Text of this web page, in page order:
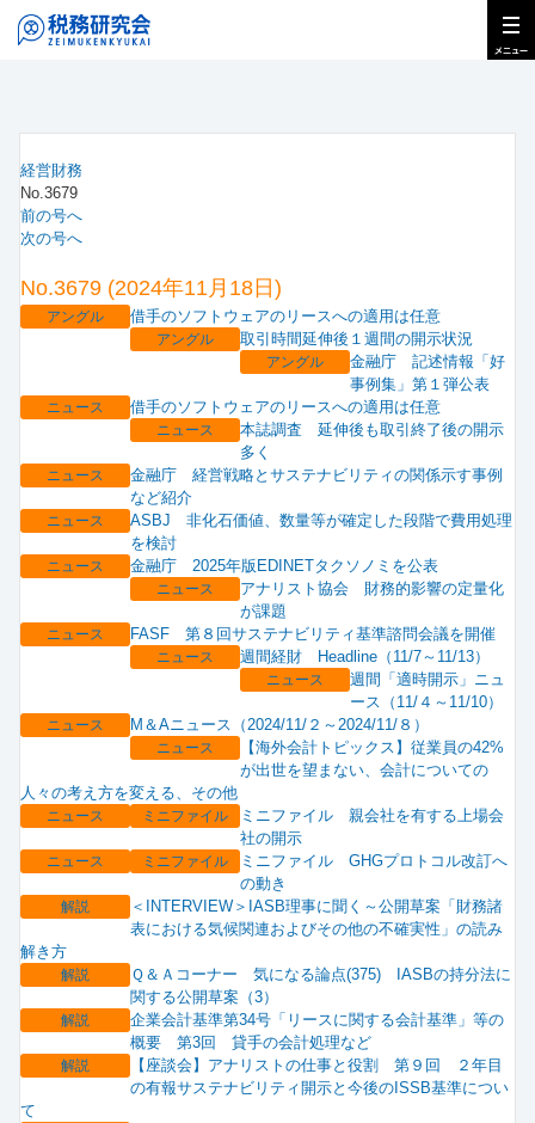
経営財務
No.3679
前の号へ
次の号へ
No.3679 (2024年11月18日)
アングル 借手のソフトウェアのリースへの適用は任意
アングル 取引時間延伸後１週間の開示状況
アングル
金融庁 記述情報「好
事例集」第１弾公表
ニュース 借手のソフトウェアのリースへの適用は任意
ニュース
本誌調査 延伸後も取引終了後の開示
多く
ニュース
金融庁 経営戦略とサステナビリティの関係示す事例
など紹介
ニュース
ASBJ 非化石価値、数量等が確定した段階で費用処理
を検討
ニュース 金融庁 2025年版EDINETタクソノミを公表
ニュース
アナリスト協会 財務的影響の定量化
が課題
ニュース FASF 第８回サステナビリティ基準諮問会議を開催
ニュース 週間経財 Headline（11/7～11/13）
ニュース
週間「適時開示」ニュ
ース（11/４～11/10）
ニュース M＆Aニュース（2024/11/２～2024/11/８）
ニュース
【海外会計トピックス】従業員の42%
が出世を望まない、会計についての
人々の考え方を変える、その他
ニュース ミニファイル
ミニファイル 親会社を有する上場会
社の開示
ニュース ミニファイル
ミニファイル GHGプロトコル改訂へ
の動き
解説
＜INTERVIEW＞IASB理事に聞く～公開草案「財務諸
表における気候関連およびその他の不確実性」の読み
解き方
解説
Ｑ＆Ａコーナー 気になる論点(375) IASBの持分法に
関する公開草案（3）
解説
企業会計基準第34号「リースに関する会計基準」等の
概要 第3回 貸手の会計処理など
解説
【座談会】アナリストの仕事と役割 第９回 ２年目
の有報サステナビリティ開示と今後のISSB基準につい
て